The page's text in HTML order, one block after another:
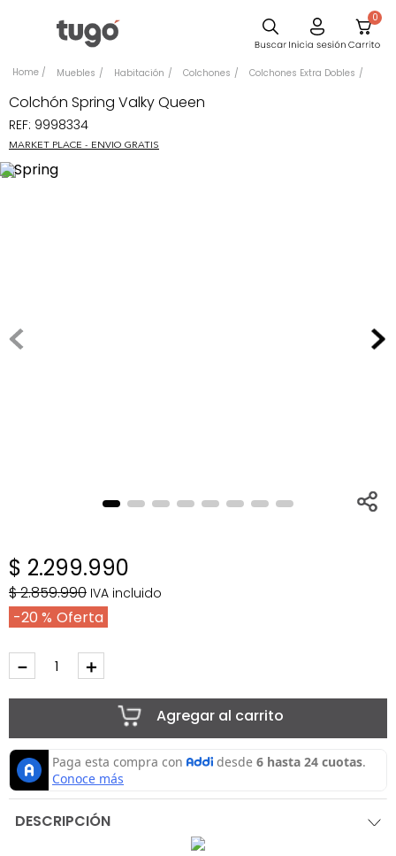
0
Muebles Habitación Colchones Colchones Extra Dobles
Colchón Spring Valky Queen
REF: 9998334
MARKET PLACE - ENVIO GRATIS
$ 2.299.990
$2.859.990 IVA incluido
20 %
＋
－
Agregar al carrito
DESCRIPCIÓN
Comedor
Silla